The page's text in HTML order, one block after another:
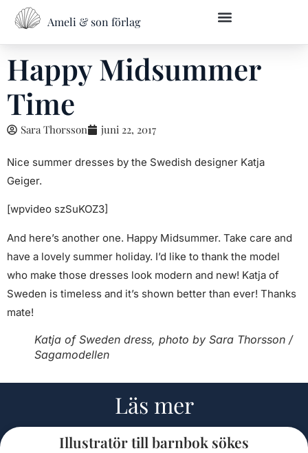
Ameli & son förlag
Happy Midsummer
Time
Sara Thorsson juni 22, 2017
Nice summer dresses by the Swedish designer Katja
Geiger.
[wpvideo szSuKOZ3]
And here’s another one. Happy Midsummer. Take care and
have a lovely summer holiday. I’d like to thank the model
who make those dresses look modern and new! Katja of
Sweden is timeless and it’s shown better than ever! Thanks
mate!
Katja of Sweden dress, photo by Sara Thorsson /
Sagamodellen
Läs mer
Illustratör till barnbok sökes